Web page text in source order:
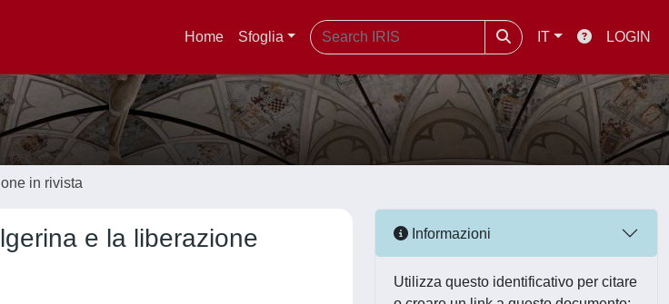
Home Sfoglia IT LOGIN
in rivista
e la liberazione
Informazioni
Utilizza questo identificativo per citare